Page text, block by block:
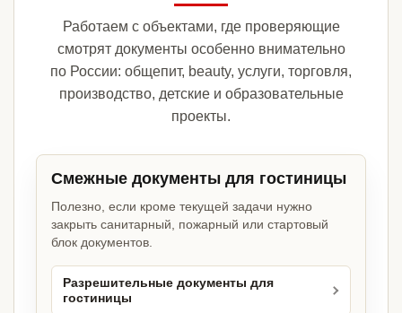
Работаем с объектами, где проверяющие
смотрят документы особенно внимательно
по России: общепит, beauty, услуги, торговля,
производство, детские и образовательные
проекты.
Смежные документы для гостиницы
Полезно, если кроме текущей задачи нужно
закрыть санитарный, пожарный или стартовый
блок документов.
Разрешительные документы для
гостиницы